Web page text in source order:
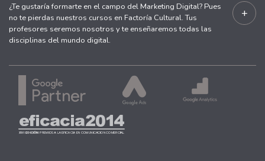
¿Te gustaría formarte en el campo del Marketing Digital? Pues
no te pierdas nuestros cursos en Factoría Cultural. Tus
profesores seremos nosotros y te enseñaremos todas las
disciplinas del mundo digital.
+